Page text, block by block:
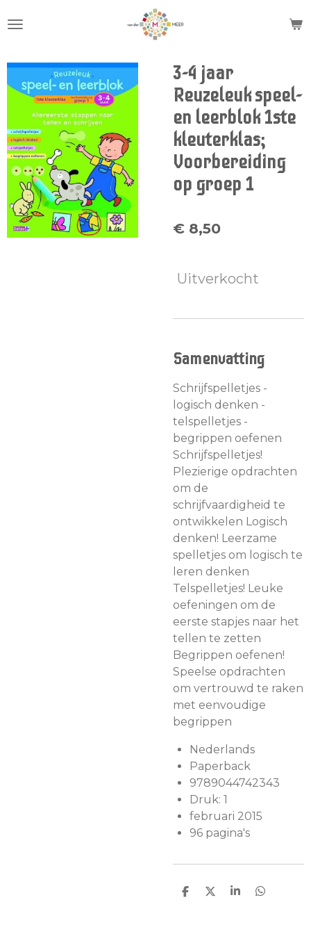
direct
de
hoofdinhoud
3-4 jaar
Reuzeleuk speel-
en leerblok 1ste
kleuterklas;
Voorbereiding
op groep 1
€ 8,50
Uitverkocht
Samenvatting
Schrijfspelletjes -
logisch denken -
telspelletjes -
begrippen oefenen
Schrijfspelletjes!
Plezierige opdrachten
om de
schrijfvaardigheid te
ontwikkelen Logisch
denken! Leerzame
spelletjes om logisch te
leren denken
Telspelletjes! Leuke
oefeningen om de
eerste stapjes naar het
tellen te zetten
Begrippen oefenen!
Speelse opdrachten
om vertrouwd te raken
met eenvoudige
begrippen
Nederlands
Paperback
9789044742343
Druk: 1
februari 2015
96 pagina's
D
D
S
D